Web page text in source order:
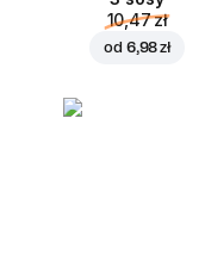
10,47 zł
od 6,98 zł